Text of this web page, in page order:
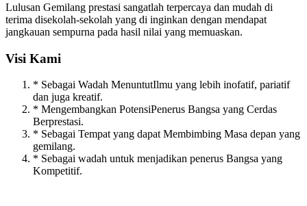
Lulusan Gemilang prestasi sangatlah terpercaya dan mudah di
terima disekolah-sekolah yang di inginkan dengan mendapat
jangkauan sempurna pada hasil nilai yang memuaskan.
Visi Kami
* Sebagai Wadah MenuntutIlmu yang lebih inofatif, pariatif
dan juga kreatif.
* Mengembangkan PotensiPenerus Bangsa yang Cerdas
Berprestasi.
* Sebagai Tempat yang dapat Membimbing Masa depan yang
gemilang.
* Sebagai wadah untuk menjadikan penerus Bangsa yang
Kompetitif.